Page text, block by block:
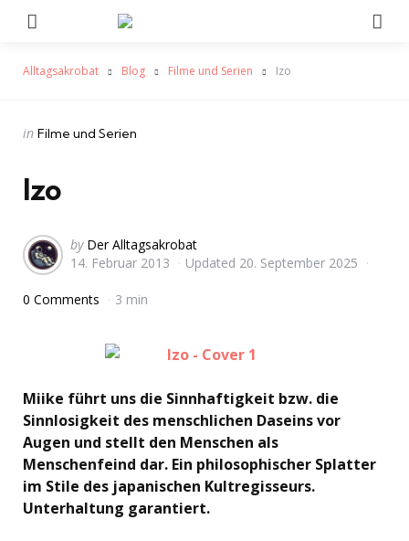
Alltagsakrobat Blog Filme und Serien Izo
Categories
Posted
in Filme und Serien
Izo
Posted
by
by Der Alltagsakrobat
14. Februar 2013
Updated 20. September 2025
0 Comments 3 min
Miike führt uns die Sinnhaftigkeit bzw. die
Sinnlosigkeit des menschlichen Daseins vor
Augen und stellt den Menschen als
Menschenfeind dar. Ein philosophischer Splatter
im Stile des japanischen Kultregisseurs.
Unterhaltung garantiert.